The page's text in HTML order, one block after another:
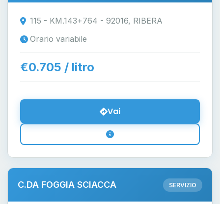
115 - KM.143+764 - 92016, RIBERA
Orario variabile
€0.705 / litro
Vai
C.DA FOGGIA SCIACCA SERVIZIO